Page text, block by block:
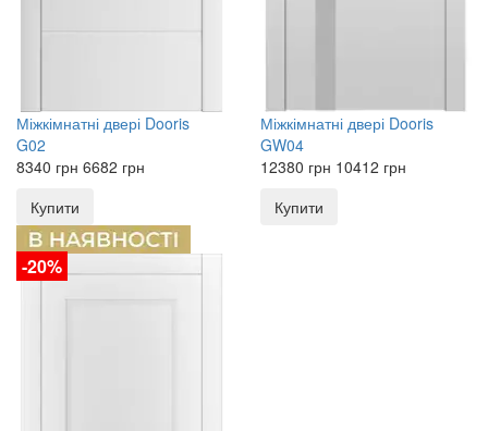
Міжкімнатні двері Dooris
G02
8340 грн 6682 грн
Купити
Міжкімнатні двері Dooris
GW04
12380 грн 10412 грн
Купити
-20%